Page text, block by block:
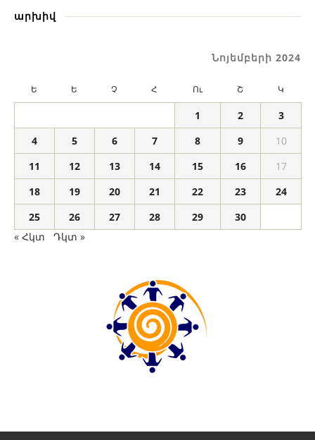
արխիվ
Նոյեմբերի 2024
Ե Ե Չ Հ Ու Շ Կ
1 2
3
4
5 6 7 8 9
10
11
12 13 14 15 16
17
18
19 20 21 22 23
24
25
26 27 28 29
30
« Հկտ
Դկտ »